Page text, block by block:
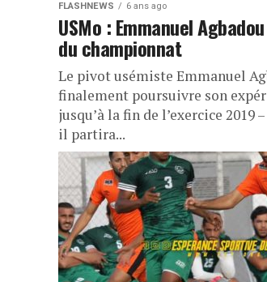
FLASHNEWS 6 ans ago
USMo : Emmanuel
du championnat
Le pivot usémiste Emmanuel
finalement poursuivre son
jusqu’à la fin de l’exercice 2019
il partira...